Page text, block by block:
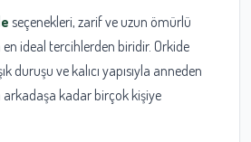
seçenekleri, zarif ve uzun ömürlü
ideal tercihlerden biridir. Orkide
duruşu ve kalıcı yapısıyla anneden
arkadaşa kadar birçok kişiye